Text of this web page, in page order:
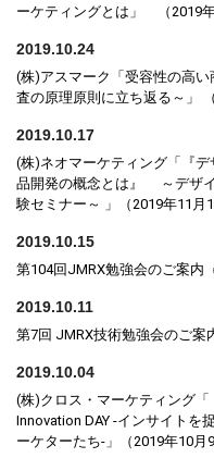
ーケティングとは」 （2019
2019.10.24
(株)アスマーク「受容性の高
査の原理原則に立ち返る～」
2019.10.17
(株)ネオマーケティング「『
品開発の概念とは』 ～デザ
験セミナー～ 」（2019年11
2019.10.15
第104回JMRX勉強会のご案内
2019.10.11
第7回 JMRX技術勉強会のご案
2019.10.04
(株)クロス・マーケティング
Innovation DAY -インサイトを
ーケターたち-」（2019年10月